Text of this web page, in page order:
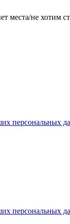
места/не хотим
персональных
персональных